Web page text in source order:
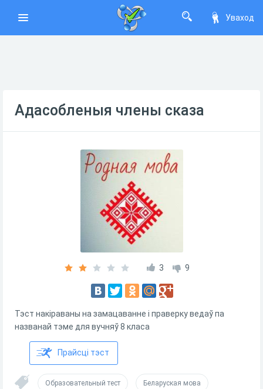
Уваход
Адасобленыя члены сказа
3 9
Тэст накіраваны на замацаванне і праверку ведаў па
названай тэме для вучняў 8 класа
Прайсці тэст
Образовательный тест Беларуская мова